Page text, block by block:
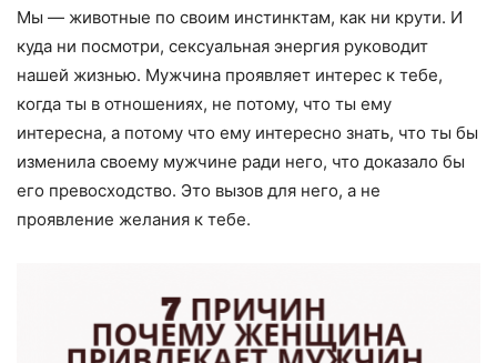
Мы — животные по своим инстинктам, как ни крути. И
куда ни посмотри, сексуальная энергия руководит
нашей жизнью. Мужчина проявляет интерес к тебе,
когда ты в отношениях, не потому, что ты ему
интересна, а потому что ему интересно знать, что ты бы
изменила своему мужчине ради него, что доказало бы
его превосходство. Это вызов для него, а не
проявление желания к тебе.